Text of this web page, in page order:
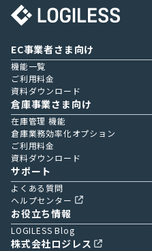
EC事業者さま向け
機能一覧
ご利用料金
資料ダウンロード
倉庫事業さま向け
在庫管理 機能
倉庫業務効率化オプション
ご利用料金
資料ダウンロード
サポート
よくある質問
ヘルプセンター
お役立ち情報
LOGILESS Blog
株式会社ロジレス